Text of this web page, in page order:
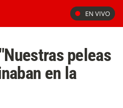
EN VIVO
peleas
en la